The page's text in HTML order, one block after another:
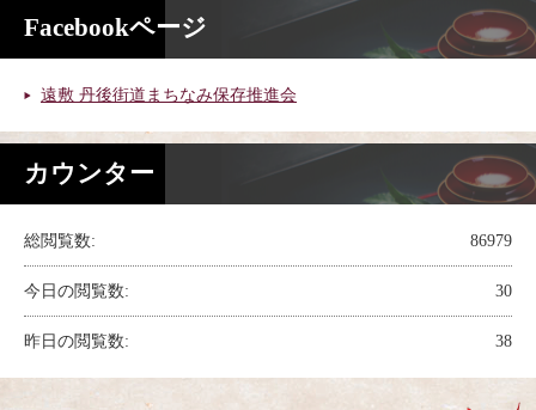
Facebookページ
遠敷 丹後街道まちなみ保存推進会
カウンター
86979
総閲覧数:
30
今日の閲覧数:
38
昨日の閲覧数: